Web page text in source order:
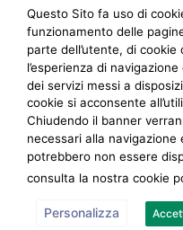
Questo Sito fa uso di
funzionamento delle
parte dell’utente, di
l’esperienza di
dei servizi messi a
cookie si acconsente
Chiudendo il banner
necessari alla
potrebbero non essere
consulta la nostra cookie
Personalizza